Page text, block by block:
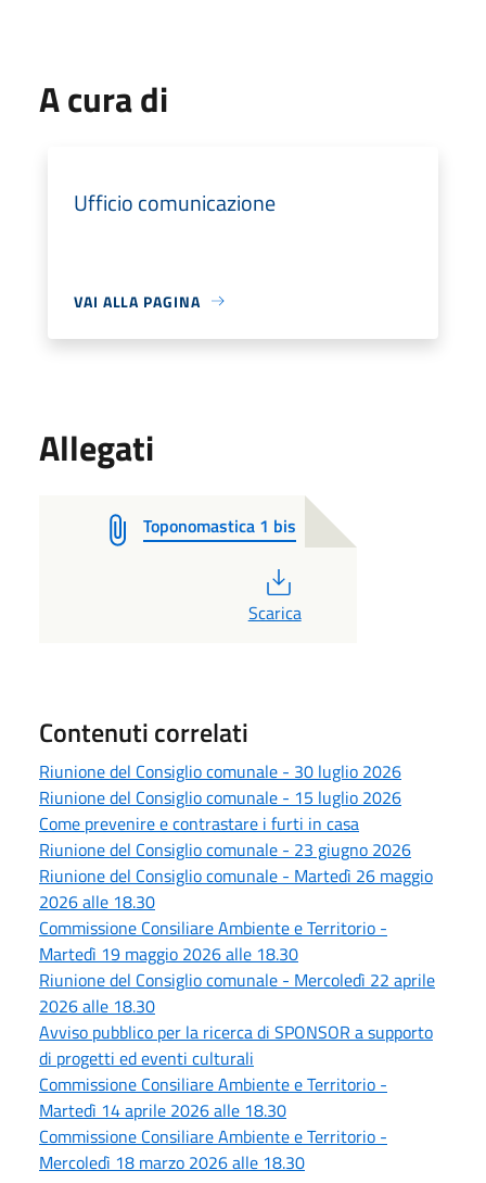
A cura di
Ufficio comunicazione
VAI ALLA PAGINA
Allegati
Toponomastica 1 bis
Scarica
Contenuti correlati
Riunione del Consiglio comunale - 30 luglio 2026
Riunione del Consiglio comunale - 15 luglio 2026
Come prevenire e contrastare i furti in casa
Riunione del Consiglio comunale - 23 giugno 2026
Riunione del Consiglio comunale - Martedì 26 maggio
2026 alle 18.30
Commissione Consiliare Ambiente e Territorio -
Martedì 19 maggio 2026 alle 18.30
Riunione del Consiglio comunale - Mercoledì 22 aprile
2026 alle 18.30
Avviso pubblico per la ricerca di SPONSOR a supporto
di progetti ed eventi culturali
Commissione Consiliare Ambiente e Territorio -
Martedì 14 aprile 2026 alle 18.30
Commissione Consiliare Ambiente e Territorio -
Mercoledì 18 marzo 2026 alle 18.30